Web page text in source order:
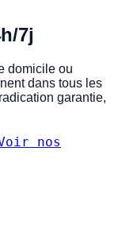
7j
domicile ou
dans tous les
garantie,
nos